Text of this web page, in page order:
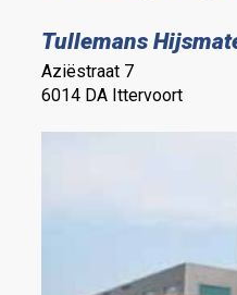
Tullemans
Aziëstraat 7
6014 DA Ittervoort